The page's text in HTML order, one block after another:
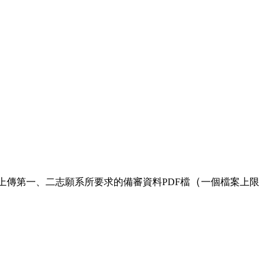
傳第一、二志願系所要求的備審資料PDF檔 （一個檔案上限